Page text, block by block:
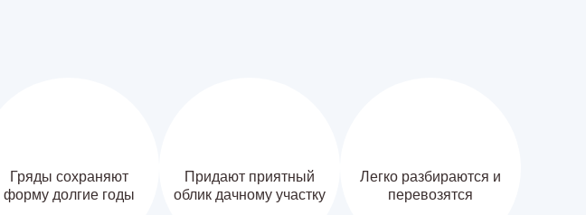
Гряды сохраняют
форму долгие годы
Придают приятный
облик дачному участку
Легко разбираются и
перевозятся